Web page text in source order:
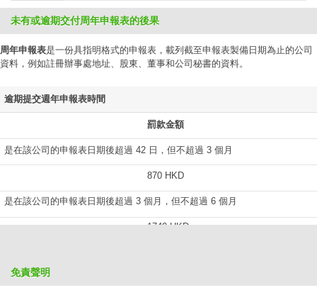
未有或逾期交付周年申報表的後果
周年申報表是一份具指明格式的申報表，載列截至申報表製備日期為止的公司
資料，例如註冊辦事處地址、股東、董事和公司秘書的資料。
逾期提交週年申報表時間
罰款金額
是在該公司的申報表日期後超過 42 日，但不超過 3 個月
870 HKD
是在該公司的申報表日期後超過 3 個月，但不超過 6 個月
1740 HKD
免責聲明